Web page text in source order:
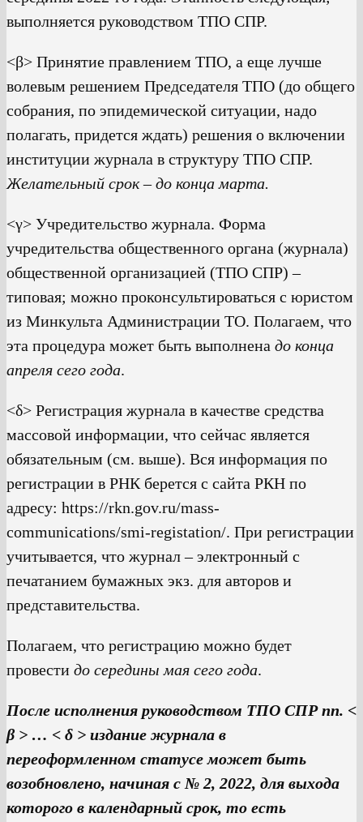
выполняется руководством ТПО СПР.
<β> Принятие правлением ТПО, а еще лучше
волевым решением Председателя ТПО (до общего
собрания, по эпидемической ситуации, надо
полагать, придется ждать) решения о включении
институции журнала в структуру ТПО СПР.
Желательный срок – до конца марта.
<γ> Учредительство журнала. Форма
учредительства общественного органа (журнала)
общественной организацией (ТПО СПР) –
типовая; можно проконсультироваться с юристом
из Минкульта Администрации ТО. Полагаем, что
эта процедура может быть выполнена до конца
апреля сего года.
<δ> Регистрация журнала в качестве средства
массовой информации, что сейчас является
обязательным (см. выше). Вся информация по
регистрации в РНК берется с сайта РКН по
адресу: https://rkn.gov.ru/mass-
communications/smi-registation/. При регистрации
учитывается, что журнал – электронный с
печатанием бумажных экз. для авторов и
представительства.
Полагаем, что регистрацию можно будет
провести до середины мая сего года.
После исполнения руководством ТПО СПР пп. <
β > … < δ > издание журнала в
переоформленном статусе может быть
возобновлено, начиная с № 2, 2022, для выхода
которого в календарный срок, то есть